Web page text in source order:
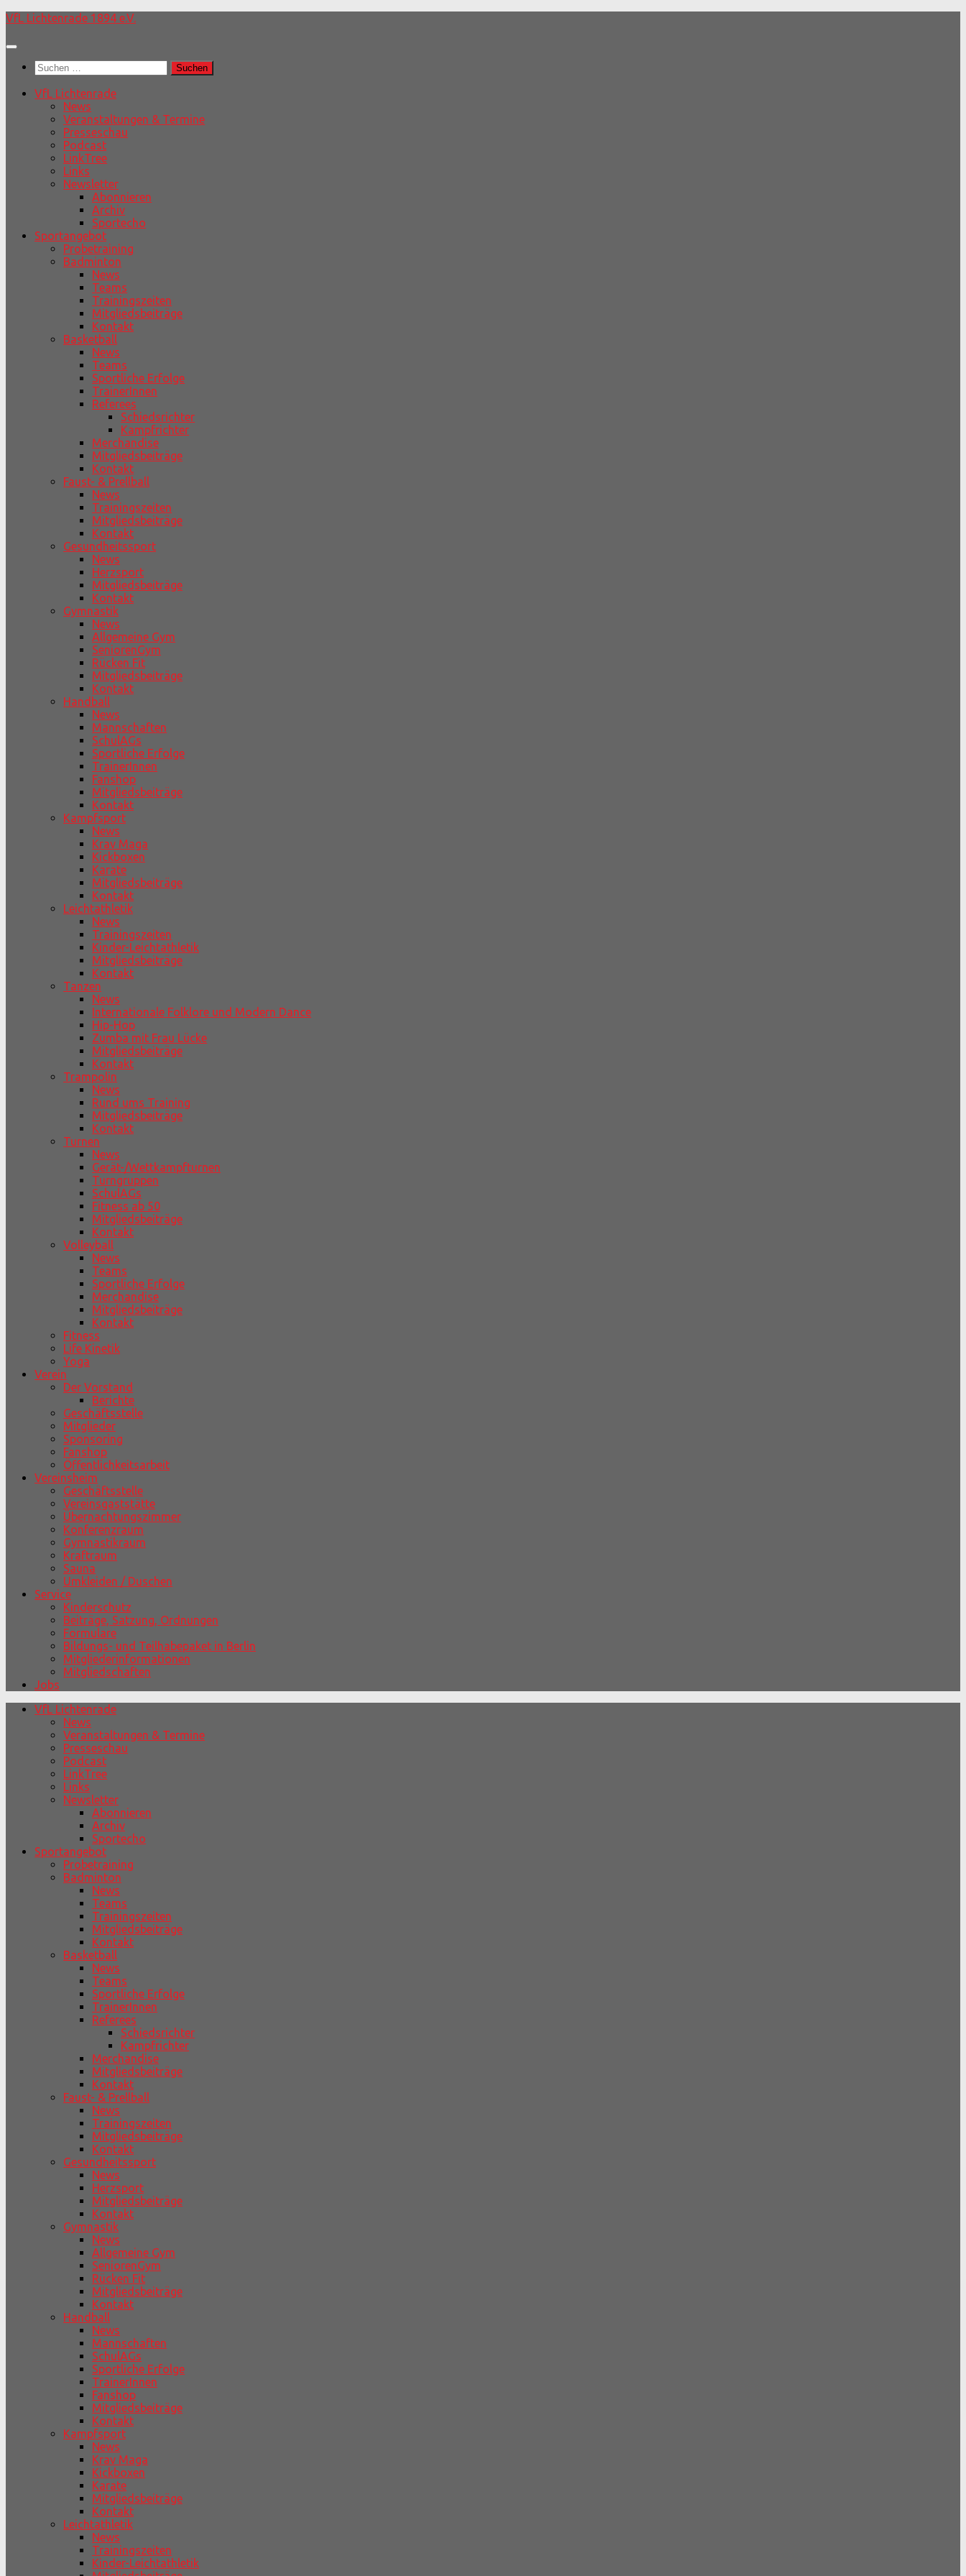
Unter
Inhalt
VfL Lichtenrade 1894 e.V.
Suchen
nach:
VfL Lichtenrade
News
Veranstaltungen & Termine
Presseschau
Podcast
LinkTree
Links
Newsletter
Abonnieren
Archiv
Sportecho
Sportangebot
Probetraining
Badminton
News
Teams
Trainingszeiten
Mitgliedsbeiträge
Kontakt
Basketball
News
Teams
Sportliche Erfolge
TrainerInnen
Referees
Schiedsrichter
Kampfrichter
Merchandise
Mitgliedsbeiträge
Kontakt
Faust- & Prellball
News
Trainingszeiten
Mitgliedsbeiträge
Kontakt
Gesundheitssport
News
Herzsport
Mitgliedsbeiträge
Kontakt
Gymnastik
News
Allgemeine Gym
SeniorenGym
Rücken Fit
Mitgliedsbeiträge
Kontakt
Handball
News
Mannschaften
SchulAGs
Sportliche Erfolge
TrainerInnen
Fanshop
Mitgliedsbeiträge
Kontakt
Kampfsport
News
Krav Maga
Kickboxen
Karate
Mitgliedsbeiträge
Kontakt
Leichtathletik
News
Trainingszeiten
Kinder-Leichtathletik
Mitgliedsbeiträge
Kontakt
Tanzen
News
Internationale Folklore und Modern Dance
Hip-Hop
Zumba mit Frau Lücke
Mitgliedsbeiträge
Kontakt
Trampolin
News
Rund ums Training
Mitgliedsbeiträge
Kontakt
Turnen
News
Gerät-/Wettkampfturnen
Turngruppen
SchulAGs
Fitness ab 50
Mitgliedsbeiträge
Kontakt
Volleyball
News
Teams
Sportliche Erfolge
Merchandise
Mitgliedsbeiträge
Kontakt
Fitness
Life Kinetik
Yoga
Verein
Der Vorstand
Berichte
Geschäftsstelle
Mitglieder
Sponsoring
Fanshop
Öffentlichkeitsarbeit
Vereinsheim
Geschäftsstelle
Vereinsgaststätte
Übernachtungszimmer
Konferenzraum
Gymnastikraum
Kraftraum
Sauna
Umkleiden / Duschen
Service
Kinderschutz
Beiträge, Satzung, Ordnungen
Formulare
Bildungs- und Teilhabepaket in Berlin
Mitgliederinformationen
Mitgliedschaften
Jobs
VfL Lichtenrade
News
Veranstaltungen & Termine
Presseschau
Podcast
LinkTree
Links
Newsletter
Abonnieren
Archiv
Sportecho
Sportangebot
Probetraining
Badminton
News
Teams
Trainingszeiten
Mitgliedsbeiträge
Kontakt
Basketball
News
Teams
Sportliche Erfolge
TrainerInnen
Referees
Schiedsrichter
Kampfrichter
Merchandise
Mitgliedsbeiträge
Kontakt
Faust- & Prellball
News
Trainingszeiten
Mitgliedsbeiträge
Kontakt
Gesundheitssport
News
Herzsport
Mitgliedsbeiträge
Kontakt
Gymnastik
News
Allgemeine Gym
SeniorenGym
Rücken Fit
Mitgliedsbeiträge
Kontakt
Handball
News
Mannschaften
SchulAGs
Sportliche Erfolge
TrainerInnen
Fanshop
Mitgliedsbeiträge
Kontakt
Kampfsport
News
Krav Maga
Kickboxen
Karate
Mitgliedsbeiträge
Kontakt
Leichtathletik
News
Trainingszeiten
Kinder-Leichtathletik